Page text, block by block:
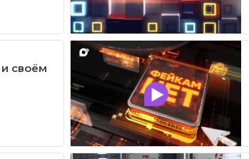
своём